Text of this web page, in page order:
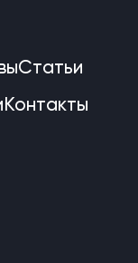
Статьи
Контакты